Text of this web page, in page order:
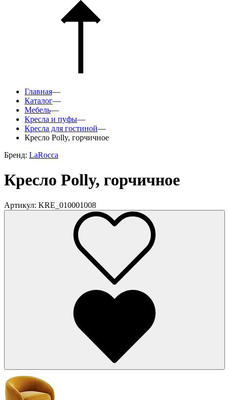
Главная—
Каталог—
Мебель—
Кресла и пуфы—
Кресла для гостиной—
Кресло Polly, горчичное
Бренд: LaRocca
Кресло Polly, горчичное
Артикул: KRE_010001008